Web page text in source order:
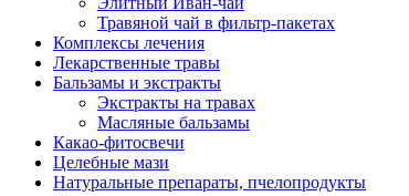
Травяной чай в фильтр-пакетах
Комплексы лечения
Лекарственные травы
Бальзамы и экстракты
Экстракты на травах
Масляные бальзамы
Какао-фитосвечи
Целебные мази
Натуральные препараты, пчелопродукты